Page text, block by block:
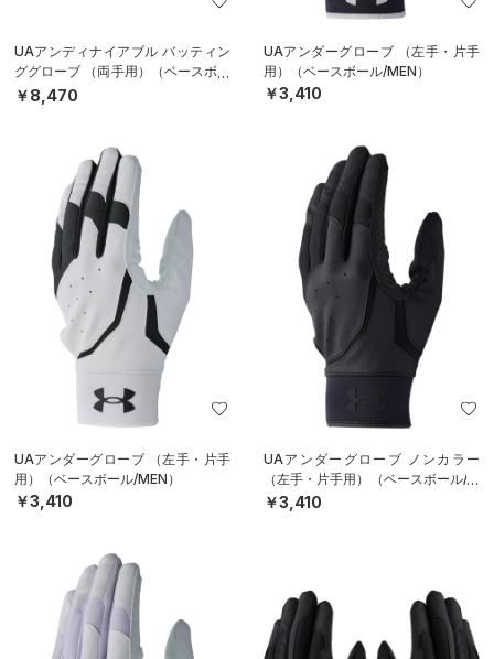
UAアンディナイアブル バッティン
ググローブ （両手用）（ベースボー
ル/MEN）
￥8,470
UAアンダーグローブ （左手・片手
用）（ベースボール/MEN）
￥3,410
UAアンダーグローブ （左手・片手
用）（ベースボール/MEN）
￥3,410
UAアンダーグローブ ノンカラー
（左手・片手用）（ベースボール/M
EN）
￥3,410